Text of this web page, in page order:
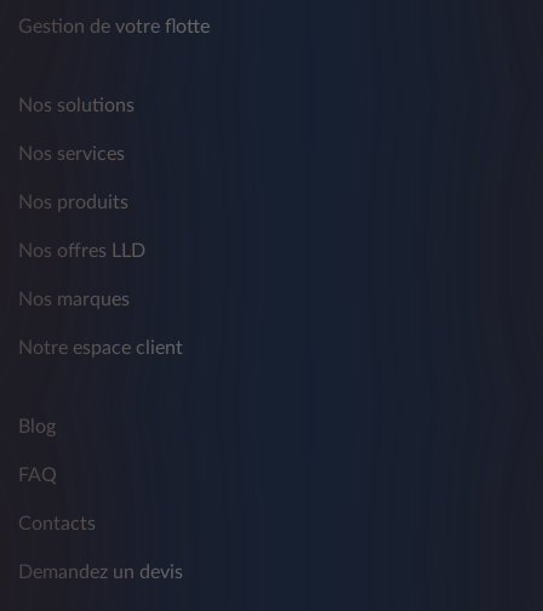
Gestion de votre flotte
Nos solutions
Nos services
Nos produits
Nos offres LLD
Nos marques
Notre espace client
Blog
FAQ
Contacts
Demandez un devis